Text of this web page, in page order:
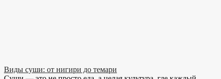
Виды суши: от нигири до темари